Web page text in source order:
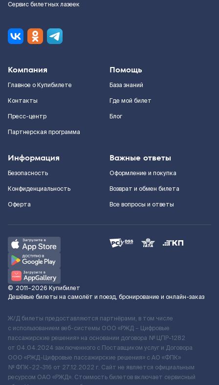
Сервис билетных лазеек
Компания
Главное о Купибилете
Контакты
Пресс-центр
Партнерская программа
Помощь
База знаний
Где мой билет
Блог
Информация
Безопасность
Конфиденциальность
Оферта
Важные ответы
Оформление и покупка
Возврат и обмен билета
Все вопросы и ответы
© 2011–2026 Купибилет
Дешёвые билеты на самолёт и поезд, бронирование и онлайн-заказ
Ж/Д билеты предоставляются партнёрами, в том числе
с использованием веб-системы ООО «РЖД – Цифровые
пассажирские решения» на основании договора № ЦПР-1282
от 04.04.2024 заключенного с Поставщиком услуг и Договора
ООО «РЖД-Цифровые пассажирские решения» c АО «ФПК»
№ ФПК-22-316 от 27.12.2022 г. Сайт не является официальным
ресурсом ОАО «РЖД». Стоимость билетов включает сервисный